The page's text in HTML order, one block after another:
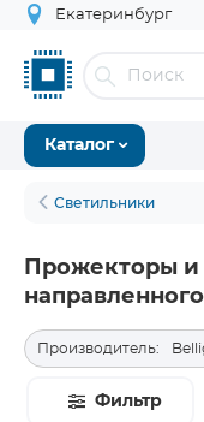
Екатеринбург
Каталог
Светильники
Прожекторы и
Производитель:
Фильтр